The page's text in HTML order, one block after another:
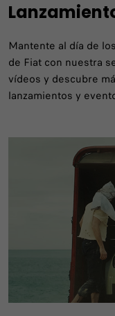
Mantente al día de
de Fiat con nuestra
vídeos y descubre
lanzamientos y